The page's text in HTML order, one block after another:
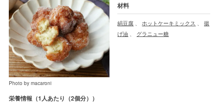
Photo by macaroni
材料
絹豆腐 ホットケーキミックス 、揚
げ油
グラニュー糖
栄養情報（1人あたり（2個分））